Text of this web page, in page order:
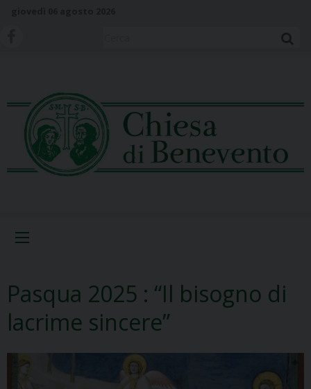
Pasqua 2025 : “Il bisogno di
lacrime sincere”